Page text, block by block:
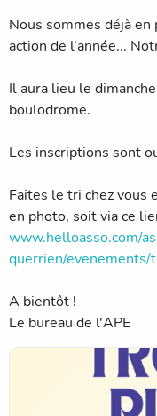
Nous sommes déjà
action de l'année...
Il aura lieu le
boulodrome.
Les inscriptions sont
Faites le tri chez vous
en photo, soit via ce
www.helloasso.com/
querrien/
A bientôt !
Le bureau de l'APE